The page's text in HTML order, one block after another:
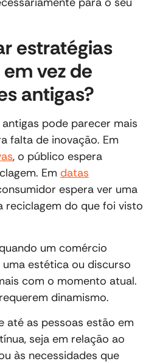
estratégias
vez de
antigas?
pode parecer mais
falta de inovação. Em
, o público espera
Em datas
espera ver uma
reciclagem do que foi visto
um comércio
estética ou discurso
com o momento atual.
dinamismo.
até as pessoas estão em
seja em relação ao
às necessidades que